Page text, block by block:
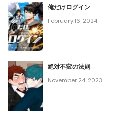
May 15, 2025
第86話
May 15, 2025
第85話
April 30, 2025
第84話
俺だけログイン
February 16, 2024
絶対不変の法則
November 24, 2023